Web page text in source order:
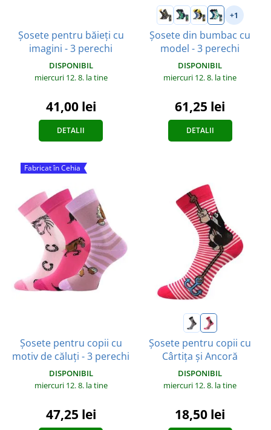
Șosete pentru băieți cu
imagini - 3 perechi
DISPONIBIL
miercuri 12. 8. la tine
41,00 lei
DETALII
+1
Șosete din bumbac cu
model - 3 perechi
DISPONIBIL
miercuri 12. 8. la tine
61,25 lei
DETALII
Fabricat în Cehia
Șosete pentru copii cu
motiv de căluți - 3 perechi
DISPONIBIL
miercuri 12. 8. la tine
47,25 lei
Șosete pentru copii cu
Cârtița și Ancoră
DISPONIBIL
miercuri 12. 8. la tine
18,50 lei